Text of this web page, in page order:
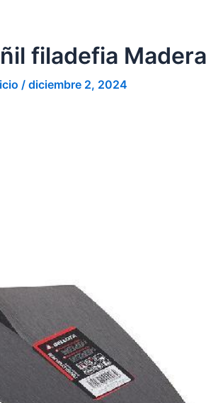
filadefia
/ diciembre 2, 2024